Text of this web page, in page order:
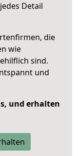
Detail
die
wie
sind.
und
und erhalten